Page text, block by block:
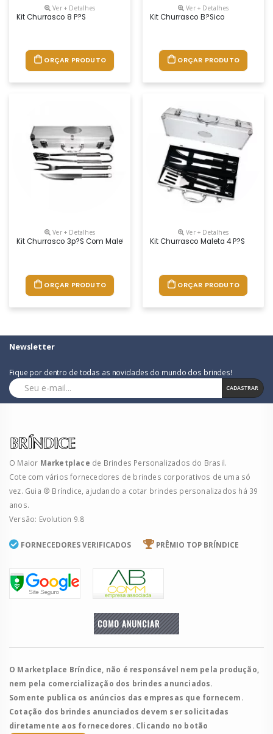
Ver + Detalhes
Kit Churrasco 8 P?s
ORÇAR PRODUTO
Ver + Detalhes
Kit Churrasco B?sico
ORÇAR PRODUTO
Ver + Detalhes
Kit Churrasco 3p?s Com Maleta Inox
ORÇAR PRODUTO
Ver + Detalhes
Kit Churrasco Maleta 4 P?s
ORÇAR PRODUTO
Newsletter
Fique por dentro de todas as novidades do mundo dos brindes!
CADASTRAR
O Maior Marketplace de Brindes Personalizados do Brasil.
Cote com vários fornecedores de brindes corporativos de uma só
vez. Guia ® Bríndice, ajudando a cotar brindes personalizados há 39
anos.
Versão: Evolution 9.8
FORNECEDORES VERIFICADOS PRÊMIO TOP BRÍNDICE
O Marketplace Bríndice, não é responsável nem pela produção,
nem pela comercialização dos brindes anunciados.
Somente publica os anúncios das empresas que fornecem.
Cotação dos brindes anunciados devem ser solicitadas
diretamente aos fornecedores. Clicando no botão